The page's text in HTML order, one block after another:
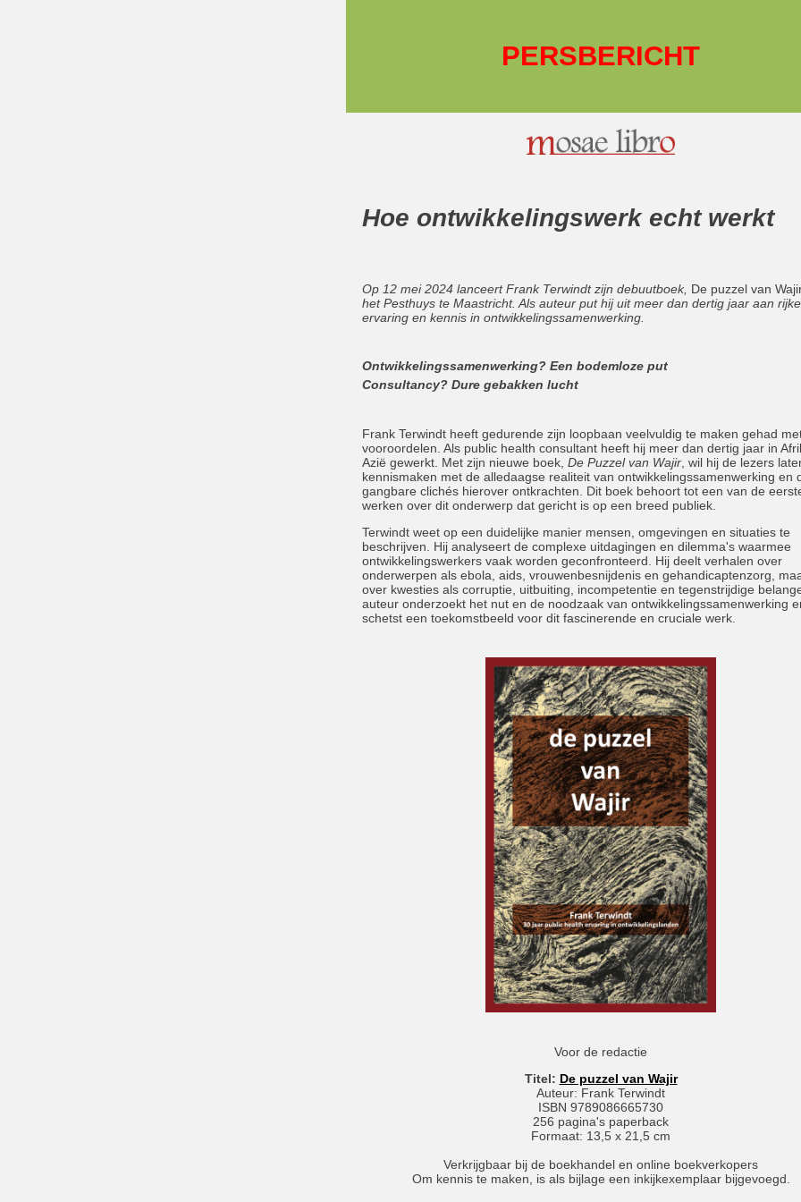
PERSBERICHT
Hoe ontwikkelingswerk echt werkt
Op 12 mei 2024 lanceert Frank Terwindt zijn debuutboek, De puzzel van
het Pesthuys te Maastricht. Als auteur put hij uit meer dan dertig jaar aan rijke
ervaring en kennis in ontwikkelingssamenwerking.
Ontwikkelingssamenwerking? Een bodemloze put
Consultancy? Dure gebakken lucht
Frank Terwindt heeft gedurende zijn loopbaan veelvuldig te maken gehad
vooroordelen. Als public health consultant heeft hij meer dan dertig jaar in
Azië gewerkt. Met zijn nieuwe boek, De Puzzel van Wajir , wil hij de lezers
kennismaken met de alledaagse realiteit van ontwikkelingssamenwerking en
gangbare clichés hierover ontkrachten. Dit boek behoort tot een van de
werken over dit onderwerp dat gericht is op een breed publiek.
Terwindt weet op een duidelijke manier mensen, omgevingen en situaties te
beschrijven. Hij analyseert de complexe uitdagingen en dilemma's waarmee
ontwikkelingswerkers vaak worden geconfronteerd. Hij deelt verhalen over
onderwerpen als ebola, aids, vrouwenbesnijdenis en gehandicaptenzorg,
over kwesties als corruptie, uitbuiting, incompetentie en tegenstrijdige
auteur onderzoekt het nut en de noodzaak van ontwikkelingssamenwerking
schetst een toekomstbeeld voor dit fascinerende en cruciale werk.
Voor de redactie
Titel: De puzzel van Wajir
Auteur: Frank Terwindt
ISBN 9789086665730
256 pagina's paperback
Formaat: 13,5 x 21,5 cm
Verkrijgbaar bij de boekhandel en online boekverkopers
Om kennis te maken, is als bijlage een inkijkexemplaar bijgevoegd.